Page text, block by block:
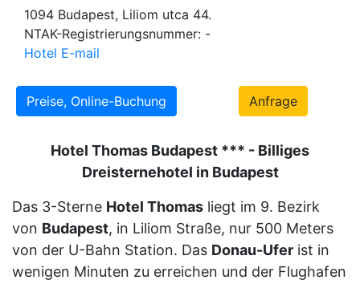
1094 Budapest, Liliom utca 44.
NTAK-Registrierungsnummer: -
Hotel E-mail
Preise, Online-Buchung Anfrage
Hotel Thomas Budapest *** - Billiges
Dreisternehotel in Budapest
Das 3-Sterne Hotel Thomas liegt im 9. Bezirk
von Budapest, in Liliom Straße, nur 500 Meters
von der U-Bahn Station. Das Donau-Ufer ist in
wenigen Minuten zu erreichen und der Flughafen